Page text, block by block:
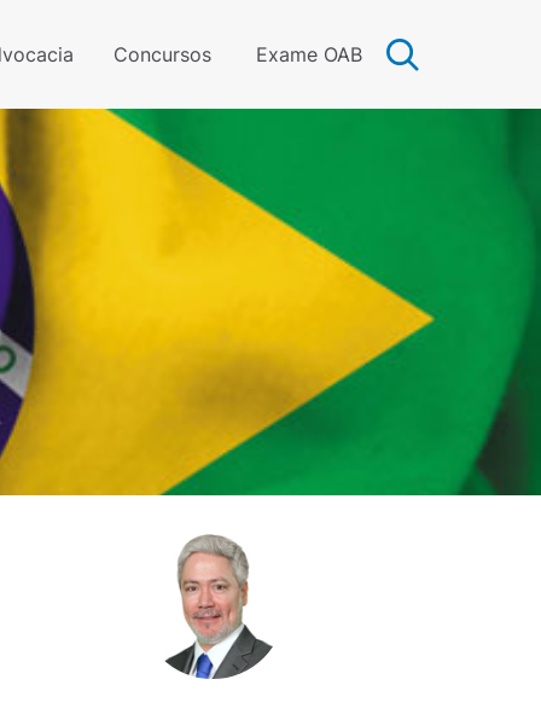
Concursos Exame OAB